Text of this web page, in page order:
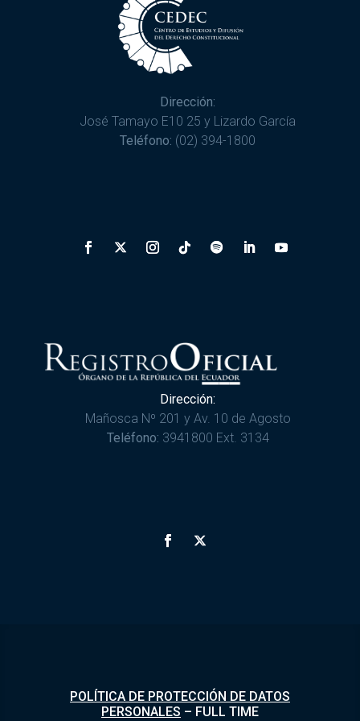
Dirección:
José Tamayo E10 25 y Lizardo García
Teléfono: (02) 394-1800
Dirección:
Mañosca Nº 201 y Av. 10 de Agosto
Teléfono: 3941800 Ext. 3134
POLÍTICA DE PROTECCIÓN DE DATOS
PERSONALES – FULL TIME